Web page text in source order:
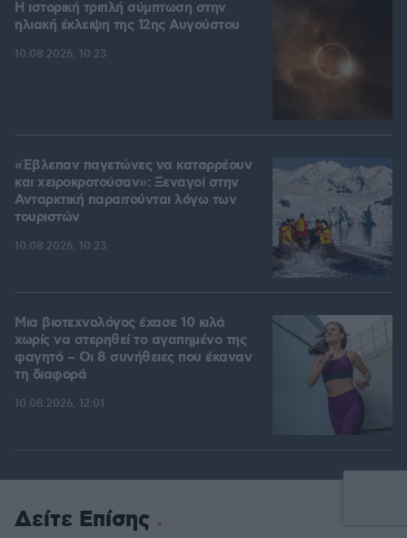
Η ιστορική τριπλή σύμπτωση στην
ηλιακή έκλειψη της 12ης Αυγούστου
10.08.2026, 10:23
«Έβλεπαν παγετώνες να καταρρέουν
και χειροκροτούσαν»: Ξεναγοί στην
Ανταρκτική παραιτούνται λόγω των
τουριστών
10.08.2026, 10:23
Μια βιοτεχνολόγος έχασε 10 κιλά
χωρίς να στερηθεί το αγαπημένο της
φαγητό – Οι 8 συνήθειες που έκαναν
τη διαφορά
10.08.2026, 12:01
Δείτε Επίσης